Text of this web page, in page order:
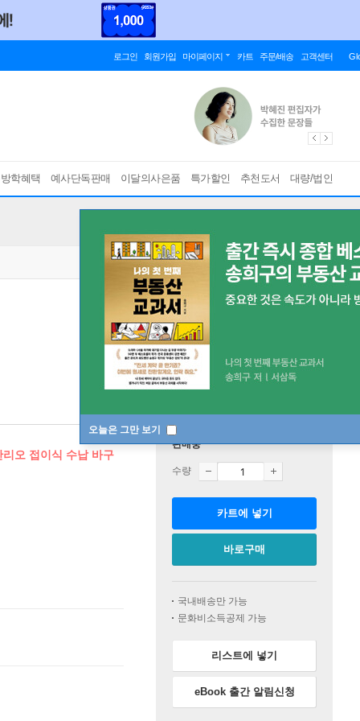
로그인 회원가입 마이페이지 카트 주문/배송 고객센터
학혜택 예사단독판매 이달의사은품 특가할인 추천도서 대량/법인
오늘은 그만 보기
오 접이식 수납 바구
판매중
수량
카트에 넣기
바로구매
국내배송만 가능
문화비소득공제 가능
리스트에 넣기
eBook 출간 알림신청